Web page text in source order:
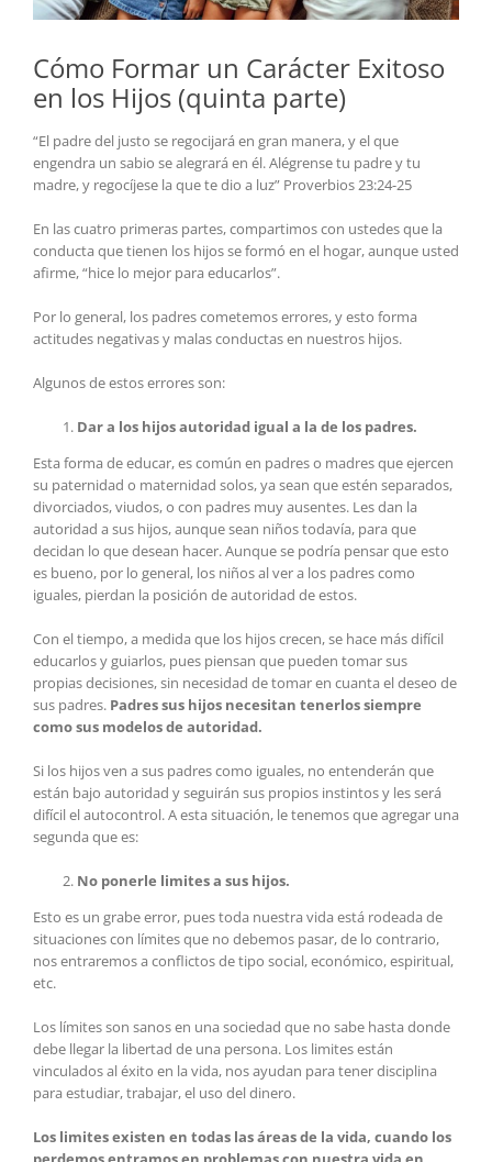
Cómo Formar un Carácter Exitoso
en los Hijos (quinta parte)
“El padre del justo se regocijará en gran manera, y el que
engendra un sabio se alegrará en él. Alégrense tu padre y tu
madre, y regocíjese la que te dio a luz” Proverbios 23:24-25
En las cuatro primeras partes, compartimos con ustedes que la
conducta que tienen los hijos se formó en el hogar, aunque usted
afirme, “hice lo mejor para educarlos”.
Por lo general, los padres cometemos errores, y esto forma
actitudes negativas y malas conductas en nuestros hijos.
Algunos de estos errores son:
Dar a los hijos autoridad igual a la de los padres.
Esta forma de educar, es común en padres o madres que ejercen
su paternidad o maternidad solos, ya sean que estén separados,
divorciados, viudos, o con padres muy ausentes. Les dan la
autoridad a sus hijos, aunque sean niños todavía, para que
decidan lo que desean hacer. Aunque se podría pensar que esto
es bueno, por lo general, los niños al ver a los padres como
iguales, pierdan la posición de autoridad de estos.
Con el tiempo, a medida que los hijos crecen, se hace más difícil
educarlos y guiarlos, pues piensan que pueden tomar sus
propias decisiones, sin necesidad de tomar en cuanta el deseo de
sus padres. Padres sus hijos necesitan tenerlos siempre
como sus modelos de autoridad.
Si los hijos ven a sus padres como iguales, no entenderán que
están bajo autoridad y seguirán sus propios instintos y les será
difícil el autocontrol. A esta situación, le tenemos que agregar una
segunda que es:
No ponerle limites a sus hijos.
Esto es un grabe error, pues toda nuestra vida está rodeada de
situaciones con límites que no debemos pasar, de lo contrario,
nos entraremos a conflictos de tipo social, económico, espiritual,
etc.
Los límites son sanos en una sociedad que no sabe hasta donde
debe llegar la libertad de una persona. Los limites están
vinculados al éxito en la vida, nos ayudan para tener disciplina
para estudiar, trabajar, el uso del dinero.
Los limites existen en todas las áreas de la vida, cuando los